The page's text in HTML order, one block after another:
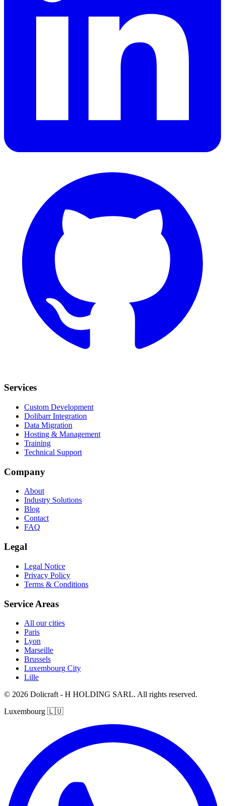
Services
Custom Development
Dolibarr Integration
Data Migration
Hosting & Management
Training
Technical Support
Company
About
Industry Solutions
Blog
Contact
FAQ
Legal
Legal Notice
Privacy Policy
Terms & Conditions
Service Areas
All our cities
Paris
Lyon
Marseille
Brussels
Luxembourg City
Lille
© 2026 Dolicraft - H HOLDING SARL. All rights reserved.
Luxembourg 🇱🇺